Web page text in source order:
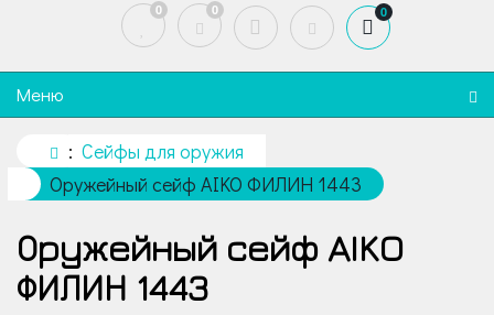
0 0 0
Меню
Сейфы для оружия
Оружейный сейф AIKO ФИЛИН 1443
Оружейный сейф AIKO
ФИЛИН 1443